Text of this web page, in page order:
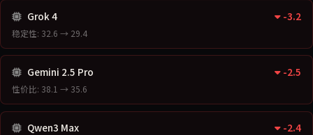
Grok 4 -3.2
稳定性: 32.6 → 29.4
Gemini 2.5 Pro -2.5
性价比: 38.1 → 35.6
Qwen3 Max -2.4